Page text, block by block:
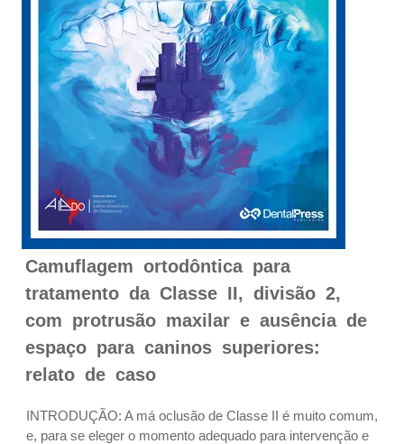
Camuflagem ortodôntica para
tratamento da Classe II, divisão 2,
com protrusão maxilar e ausência de
espaço para caninos superiores:
relato de caso
INTRODUÇÃO: A má oclusão de Classe II é muito comum,
e, para se eleger o momento adequado para intervenção e